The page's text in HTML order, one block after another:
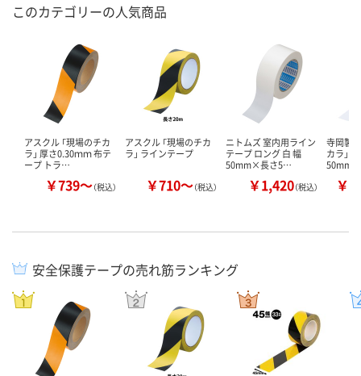
このカテゴリーの人気商品
アスクル 「現場のチカ
ラ」 厚さ0.30ｍｍ 布テ
ープ トラ…
￥739～（税込）
アスクル 「現場のチカ
ラ」 ラインテープ
￥710～（税込）
ニトムズ 室内用ライン
テープ ロング 白 幅
50mm×長さ5…
￥1,420（税込）
寺岡製
カラ」
￥
安全保護テープの売れ筋ランキング